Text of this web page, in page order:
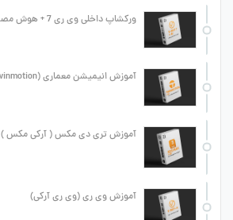
ورکشاپ داخلی وی ری 7 + هوش مصنوعی
آموزش انیمیشن معماری (Mr.Twinmotion)
آموزش تری دی مکس ( آرکی مکس )
آموزش وی ری (وی ری آرکی)